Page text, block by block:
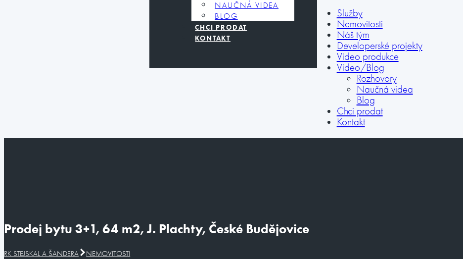
NAUČNÁ VIDEA
BLOG
CHCI PRODAT
KONTAKT
Služby
Nemovitosti
Náš tým
Developerské projekty
Video produkce
Video/Blog
Rozhovory
Naučná videa
Blog
Chci prodat
Kontakt
Prodej bytu 3+1, 64 m2, J. Plachty, České Budějovice
RK STEJSKAL A ŠANDERA NEMOVITOSTI